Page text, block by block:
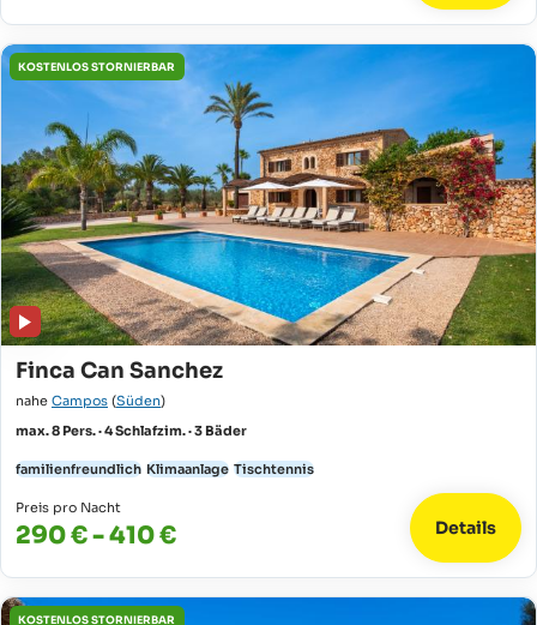
KOSTENLOS STORNIERBAR
Finca Can Sanchez
nahe Campos (Süden)
max. 8 Pers. · 4 Schlafzim. · 3 Bäder
familienfreundlich Klimaanlage Tischtennis
Preis pro Nacht
290 € - 410 € Details
KOSTENLOS STORNIERBAR